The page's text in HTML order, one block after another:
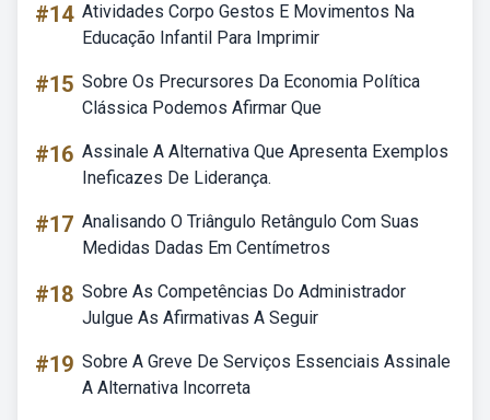
#14 Atividades Corpo Gestos E Movimentos Na
Educação Infantil Para Imprimir
#15 Sobre Os Precursores Da Economia Política
Clássica Podemos Afirmar Que
#16 Assinale A Alternativa Que Apresenta Exemplos
Ineficazes De Liderança.
#17 Analisando O Triângulo Retângulo Com Suas
Medidas Dadas Em Centímetros
#18 Sobre As Competências Do Administrador
Julgue As Afirmativas A Seguir
#19 Sobre A Greve De Serviços Essenciais Assinale
A Alternativa Incorreta